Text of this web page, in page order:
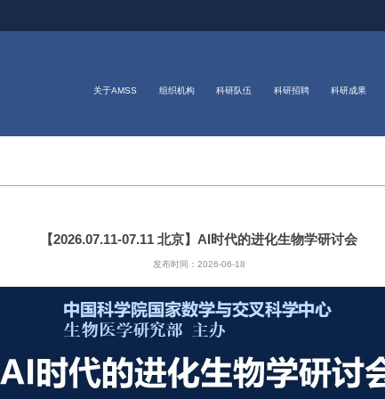
关于AMSS 组织机构 科研队伍 科研招聘 科研成果
【2026.07.11-07.11 北京】AI时代的进化生物学研讨会
发布时间： 2026-06-18